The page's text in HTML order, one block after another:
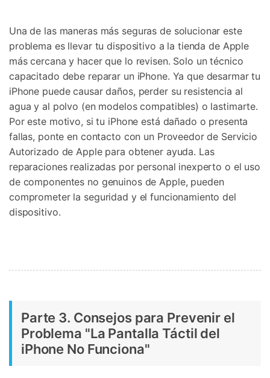
Una de las maneras más seguras de solucionar este
problema es llevar tu dispositivo a la tienda de Apple
más cercana y hacer que lo revisen. Solo un técnico
capacitado debe reparar un iPhone. Ya que desarmar tu
iPhone puede causar daños, perder su resistencia al
agua y al polvo (en modelos compatibles) o lastimarte.
Por este motivo, si tu iPhone está dañado o presenta
fallas, ponte en contacto con un Proveedor de Servicio
Autorizado de Apple para obtener ayuda. Las
reparaciones realizadas por personal inexperto o el uso
de componentes no genuinos de Apple, pueden
comprometer la seguridad y el funcionamiento del
dispositivo.
Parte 3. Consejos para Prevenir el
Problema "La Pantalla Táctil del
iPhone No Funciona"